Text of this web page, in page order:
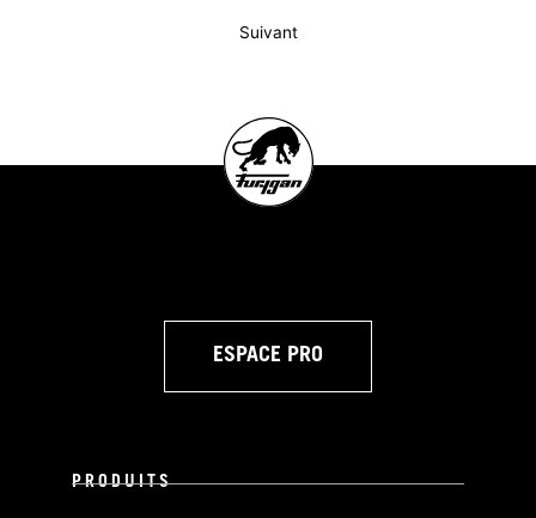
Suivant
ESPACE PRO
PRODUITS